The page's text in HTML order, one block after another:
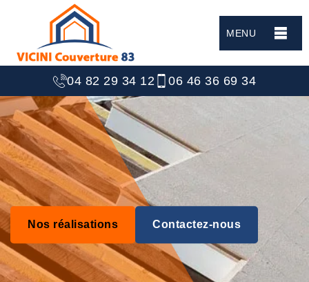
MENU
04 82 29 34 12 06 46 36 69 34
Nos réalisations Contactez-nous